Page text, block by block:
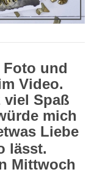
und
Video.
Spaß
mich
Liebe
lässt.
Mittwoch